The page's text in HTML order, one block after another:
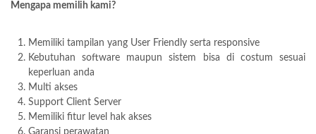
Mengapa memilih kami?
Memiliki tampilan yang User Friendly serta responsive
Kebutuhan software maupun sistem bisa di costum sesuai
keperluan anda
Multi akses
Support Client Server
Memiliki fitur level hak akses
Garansi perawatan